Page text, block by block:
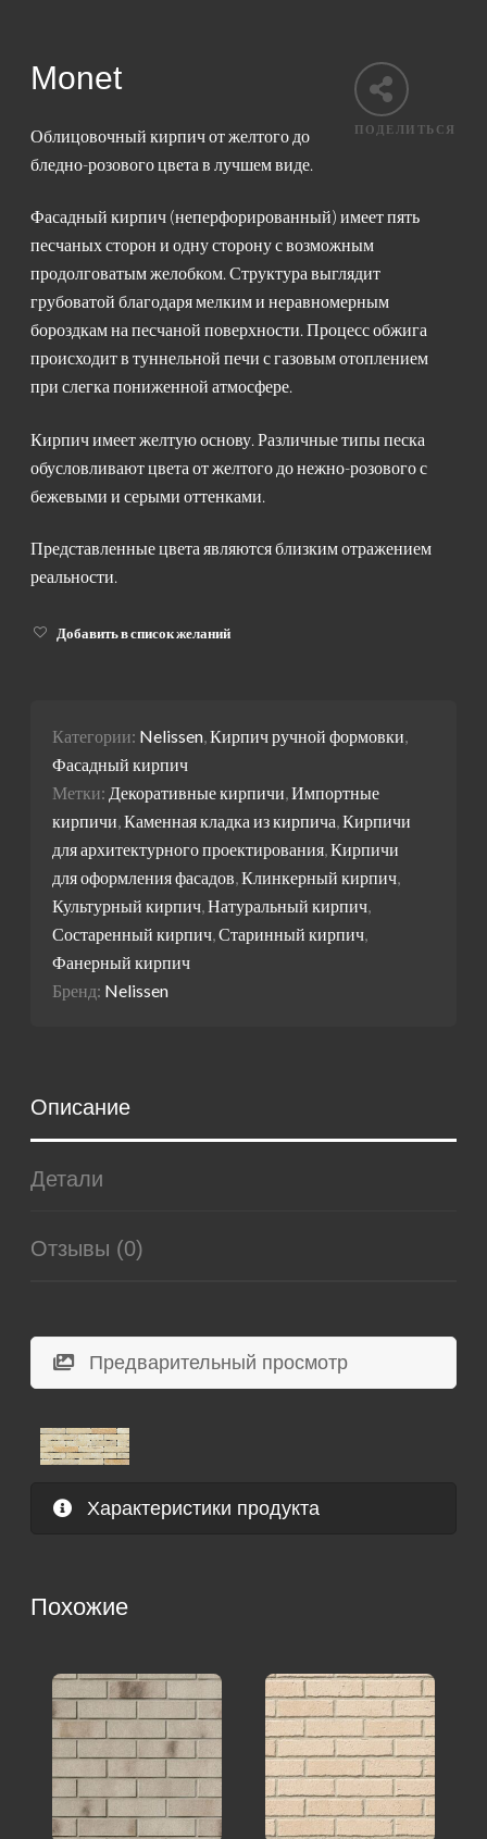
ПОДЕЛИТЬСЯ
Monet
Облицовочный кирпич от желтого до
бледно-розового цвета в лучшем виде.
Фасадный кирпич (неперфорированный) имеет пять
песчаных сторон и одну сторону с возможным
продолговатым желобком. Структура выглядит
грубоватой благодаря мелким и неравномерным
бороздкам на песчаной поверхности. Процесс обжига
происходит в туннельной печи с газовым отоплением
при слегка пониженной атмосфере.
Кирпич имеет желтую основу. Различные типы песка
обусловливают цвета от желтого до нежно-розового с
бежевыми и серыми оттенками.
Представленные цвета являются близким отражением
реальности.
Добавить в список желаний
Категории: Nelissen,Кирпич ручной формовки,
Фасадный кирпич
Метки: Декоративные кирпичи,Импортные
кирпичи,Каменная кладка из кирпича,Кирпичи
для архитектурного проектирования,Кирпичи
для оформления фасадов,Клинкерный кирпич,
Культурный кирпич,Натуральный кирпич,
Состаренный кирпич,Старинный кирпич,
Фанерный кирпич
Бренд: Nelissen
Описание
Детали
Отзывы (0)
Предварительный просмотр
Характеристики продукта
Похожие